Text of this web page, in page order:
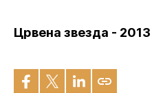
Црвена звезда -